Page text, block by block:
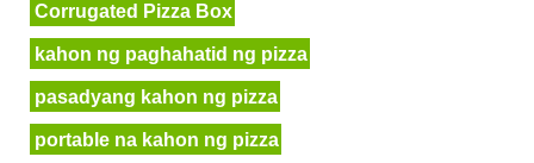
Corrugated Pizza Box
kahon ng paghahatid ng pizza
pasadyang kahon ng pizza
portable na kahon ng pizza